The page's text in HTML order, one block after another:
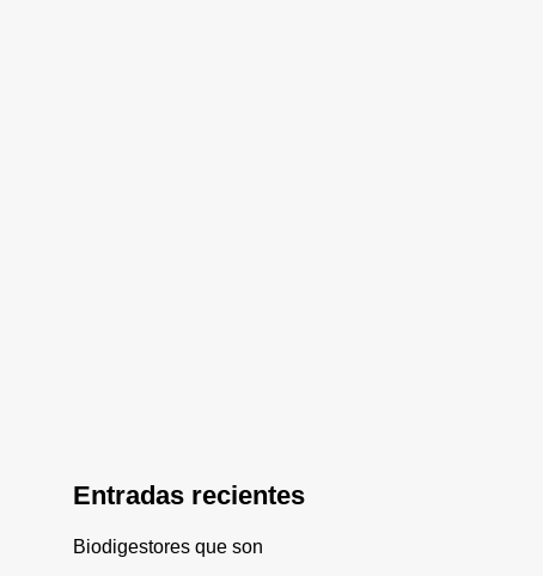
Entradas recientes
Biodigestores que son